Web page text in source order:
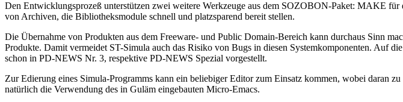
Den Entwicklungsprozeß unterstützen zwei weitere Werkzeuge aus dem SOZOBON-Paket: MAKE
von Archiven, die Bibliotheksmodule schnell und platzsparend bereit stellen.
Die Übernahme von Produkten aus dem Freeware- und Public Domain-Bereich kann durchaus Sinn
Produkte. Damit vermeidet ST-Simula auch das Risiko von Bugs in diesen Systemkomponenten. Auf
schon in PD-NEWS Nr. 3, respektive PD-NEWS Spezial vorgestellt.
Zur Edierung eines Simula-Programms kann ein beliebiger Editor zum Einsatz kommen, wobei daran
natürlich die Verwendung des in Guläm eingebauten Micro-Emacs.